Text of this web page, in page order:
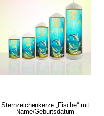
Sternzeichenkerze „Fische“ mit
Name/Geburtsdatum